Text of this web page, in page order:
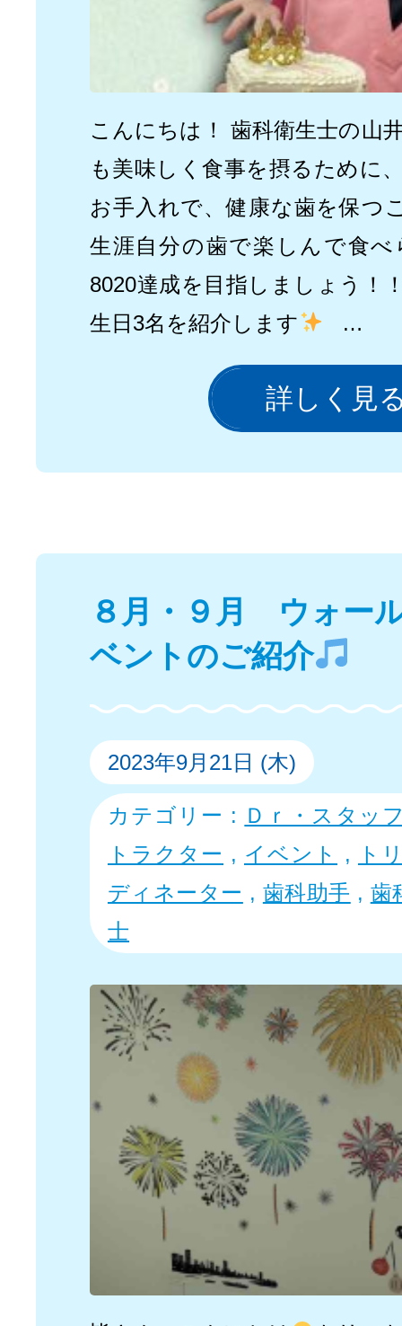
こんにちは！ 歯科衛生士の山
も美味しく食事を摂るために
お手入れで、健康な歯を保つ
生涯自分の歯で楽しんで食
8020達成を目指しましょう
生日3名を紹介します
…
詳しく見
８月・９月 ウォー
ベントのご紹介
2023年9月21日 (木)
カテゴリー : Ｄｒ・スタッ
トラクター , イベント ,
ト
ディネーター , 歯科助手 , 歯
士